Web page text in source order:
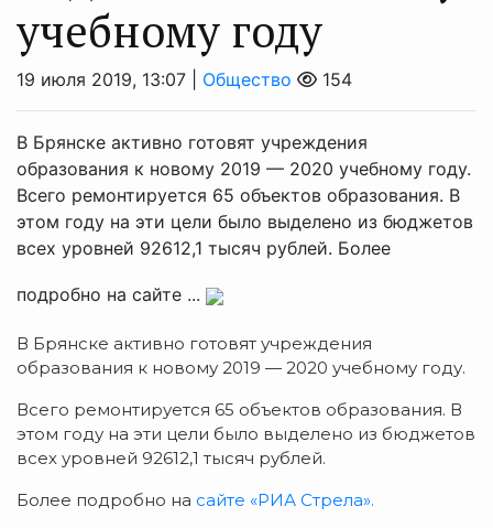
учебному году
19 июля 2019, 13:07 | Общество 154
В Брянске активно готовят учреждения
образования к новому 2019 — 2020 учебному году.
Всего ремонтируется 65 объектов образования. В
этом году на эти цели было выделено из бюджетов
всех уровней 92612,1 тысяч рублей. Более
подробно на сайте ...
В Брянске активно готовят учреждения
образования к новому 2019 — 2020 учебному году.
Всего ремонтируется 65 объектов образования. В
этом году на эти цели было выделено из бюджетов
всех уровней 92612,1 тысяч рублей.
Более подробно на сайте «РИА Стрела».